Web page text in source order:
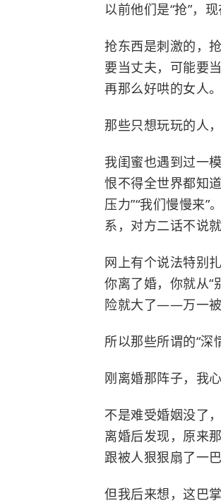
以前他们是“抢”，现
抢东西是刺激的，
要当丈夫，可能要
再那么好哄的女人。
那些只想玩玩的人
我闺蜜也遇到过一
恨不得全世界都知
压力”“我们慢慢来
系，对方二话不说
网上有个说法特别
你离了婚，你就从“
险就大了——万一被
所以那些所谓的“深
刚离婚那阵子，我
不是难受婚姻没了
离婚后发现，原来
跟被人狠狠扇了一巴
但我后来想，这巴掌